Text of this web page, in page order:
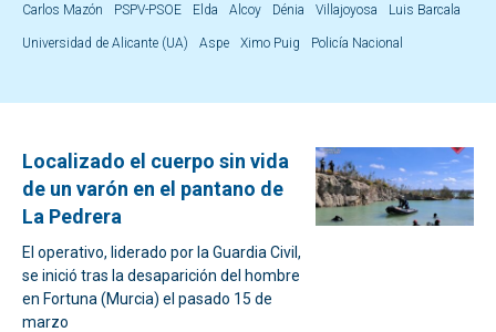
Carlos Mazón PSPV-PSOE Elda Alcoy Dénia Villajoyosa Luis Barcala
Universidad de Alicante (UA) Aspe Ximo Puig Policía Nacional
Localizado el cuerpo sin vida
de un varón en el pantano de
La Pedrera
El operativo, liderado por la Guardia Civil,
se inició tras la desaparición del hombre
en Fortuna (Murcia) el pasado 15 de
marzo